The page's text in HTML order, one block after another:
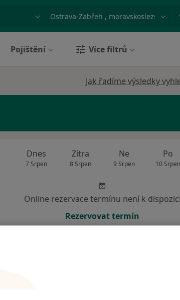
Město nebo region
Pojištění Více filtrů
Jak řadíme výsledky
Dnes
7 Srpen
Zítra
8 Srpen
Ne
9 Srpen
Po
10 Srpen
Online rezervace termínu není k dispozici
Rezervovat termín